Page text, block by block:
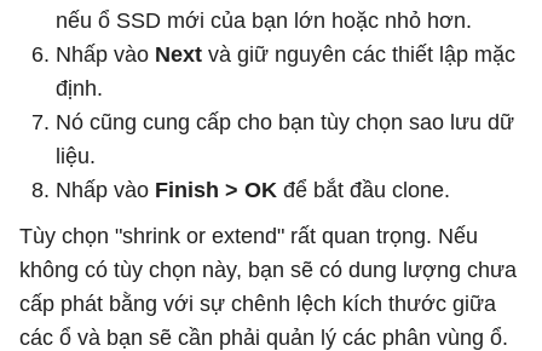
nếu ổ SSD mới của bạn lớn hoặc nhỏ hơn.
Nhấp vào Next và giữ nguyên các thiết lập mặc
định.
Nó cũng cung cấp cho bạn tùy chọn sao lưu dữ
liệu.
Nhấp vào Finish > OK để bắt đầu clone.
Tùy chọn "shrink or extend" rất quan trọng. Nếu
không có tùy chọn này, bạn sẽ có dung lượng chưa
cấp phát bằng với sự chênh lệch kích thước giữa
các ổ và bạn sẽ cần phải quản lý các phân vùng ổ.